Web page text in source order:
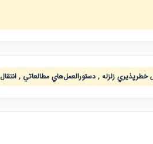
زلزله , دستورالعمل‌هاي مطالعاتي , انتقال